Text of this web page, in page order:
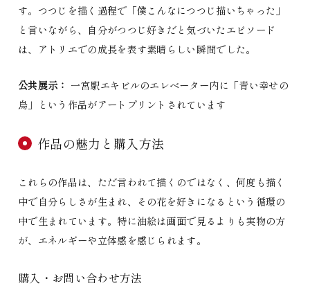
す。つつじを描く過程で「僕こんなにつつじ描いちゃった」
と言いながら、自分がつつじ好きだと気づいたエピソード
は、アトリエでの成長を表す素晴らしい瞬間でした。
公共展示： 一宮駅エキビルのエレベーター内に「青い幸せの
鳥」という作品がアートプリントされています
作品の魅力と購入方法
これらの作品は、ただ言われて描くのではなく、何度も描く
中で自分らしさが生まれ、その花を好きになるという循環の
中で生まれています。特に油絵は画面で見るよりも実物の方
が、エネルギーや立体感を感じられます。
購入・お問い合わせ方法